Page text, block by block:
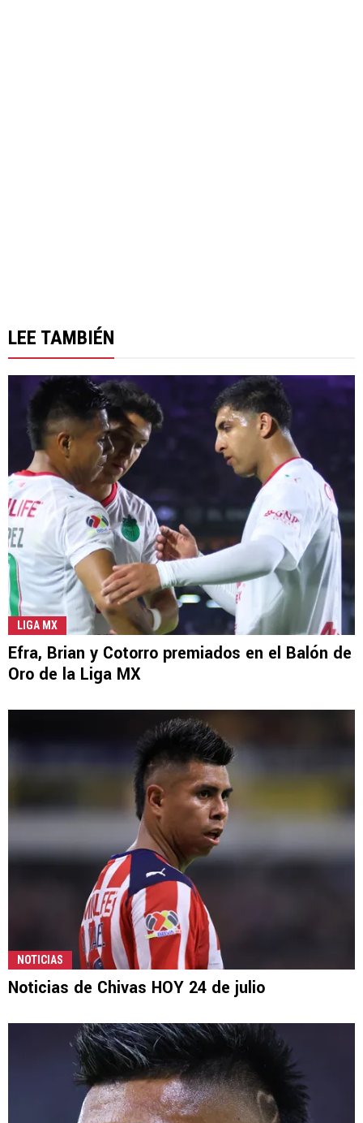
LEE TAMBIÉN
LIGA MX
Efra, Brian y Cotorro premiados en el Balón de
Oro de la Liga MX
NOTICIAS
Noticias de Chivas HOY 24 de julio